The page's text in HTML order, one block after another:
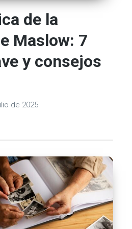
de la
Maslow: 7
y consejos
de 2025